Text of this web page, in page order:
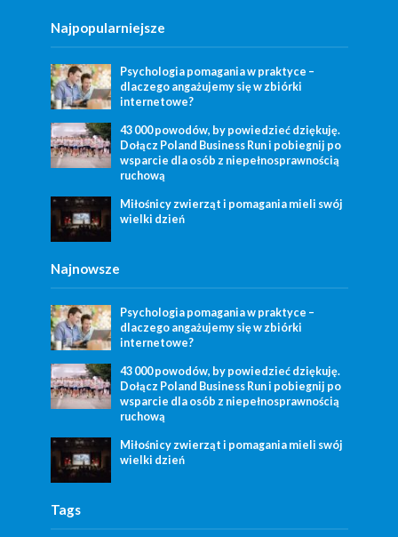
Najpopularniejsze
Psychologia pomagania w praktyce –
dlaczego angażujemy się w zbiórki
internetowe?
43 000 powodów, by powiedzieć dziękuję.
Dołącz Poland Business Run i pobiegnij po
wsparcie dla osób z niepełnosprawnością
ruchową
Miłośnicy zwierząt i pomagania mieli swój
wielki dzień
Najnowsze
Psychologia pomagania w praktyce –
dlaczego angażujemy się w zbiórki
internetowe?
43 000 powodów, by powiedzieć dziękuję.
Dołącz Poland Business Run i pobiegnij po
wsparcie dla osób z niepełnosprawnością
ruchową
Miłośnicy zwierząt i pomagania mieli swój
wielki dzień
Tags